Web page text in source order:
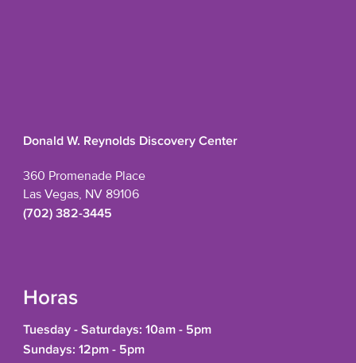
Donald W. Reynolds Discovery Center
360 Promenade Place
Las Vegas, NV 89106
(702) 382-3445
Horas
Tuesday - Saturdays: 10am - 5pm
Sundays: 12pm - 5pm